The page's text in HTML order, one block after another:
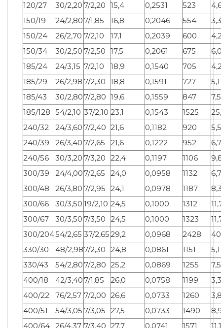
120/27
30/2,20 7/2,20 15,4 0,2531 523
150/19
24/2,807/1,85 16,8 0,2046 554
3,3
150/24
26/2,70 7/2,10 17,1 0,2039 600
150/34
30/2,50 7/2,50 17,5 0,2061 675
185/24
24/3,15 7/2,10 18,9 0,1540 705
185/29
26/2,98 7/2,30 18,8 0,1591 727
5,1
185/43
30/2,807/2,80 19,6 0,1559 847
7,5
185/128 54/2,10 37/2,10 23,1 0,1543 1525
240/32
24/3,60 7/2,40 21,6 0,1182 920
5,5
240/39
26/3,40 7/2,65 21,6 0,1222 952
6,7
240/56
30/3,20 7/3,20 22,4 0,1197 1106
300/39
24/4,007/2,65 24,0 0,0958 1132
6,7
300/48
26/3,80 7/2,95 24,1 0,0978 1187
300/66
30/3,50 19/2,10 24,5 0,1000 1312
300/67
30/3,50 7/3,50 24,5 0,1000 1323
300/20454/2,65 37/2,6529,2 0,0968 2428
330/30
48/2,987/2,30 24,8 0,0861 1151
5,1
330/43
54/2,807/2,80 25,2 0,0869 1255
7,5
400/18
42/3,407/1,85 26,0 0,0758 1199
3,3
400/22
76/2,57 7/2,00 26,6 0,0733 1260
400/51
54/3,05 7/3,05 27,5 0,0733 1490
400/64 26/4,37 7/3,40 27,7 0,0741 1571 11,1